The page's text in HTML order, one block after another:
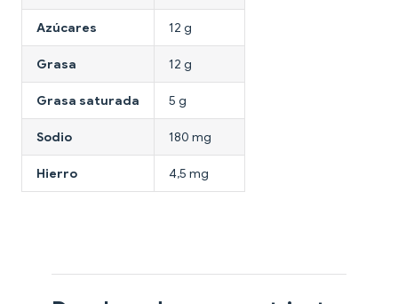
Azúcares 12 g
Grasa 12 g
Grasa saturada 5 g
Sodio 180 mg
Hierro 4,5 mg